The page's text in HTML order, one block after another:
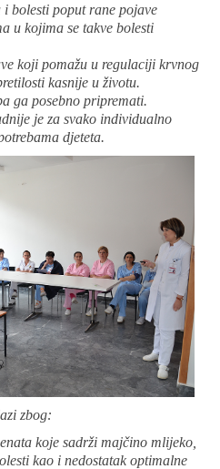
bolesti poput rane pojave
u kojima se takve bolesti
koji pomažu u regulaciji krvnog
kasnije u životu.
ga posebno pripremati.
je za svako individualno
djeteta.
zbog:
koje sadrži majčino mlijeko,
kao i nedostatak optimalne